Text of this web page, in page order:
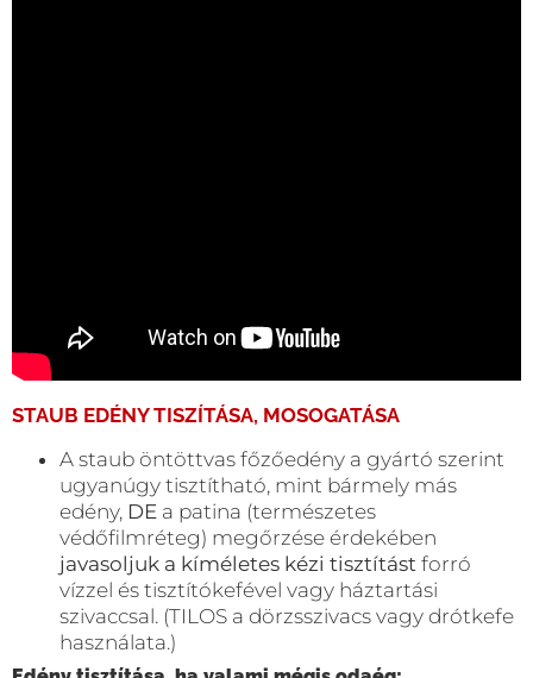
STAUB EDÉNY TISZÍTÁSA, MOSOGATÁSA
A staub öntöttvas főzőedény a gyártó szerint
ugyanúgy tisztítható, mint bármely más
edény, DE a patina (természetes
védőfilmréteg) megőrzése érdekében
javasoljuk a kíméletes kézi tisztítást forró
vízzel és tisztítókefével vagy háztartási
szivaccsal. (TILOS a dörzsszivacs vagy drótkefe
használata.)